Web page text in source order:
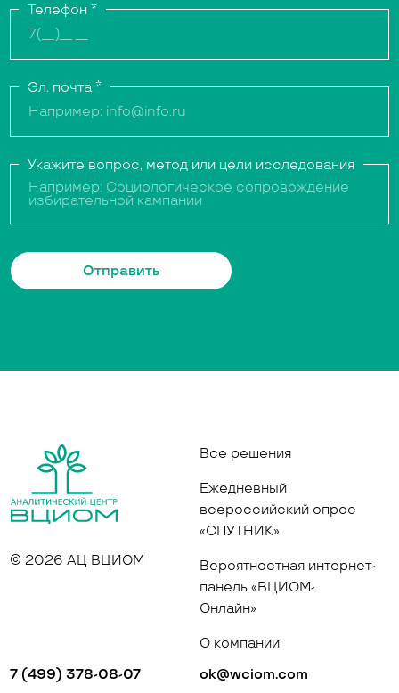
Телефон*
Эл. почта*
Укажите вопрос, метод или цели исследования
Отправить
© 2026 АЦ ВЦИОМ
Все решения
Ежедневный
всероссийский опрос
«СПУТНИК»
Вероятностная интернет-
панель «ВЦИОМ-
Онлайн»
О компании
7 (499) 378-08-07
ok@wciom.com